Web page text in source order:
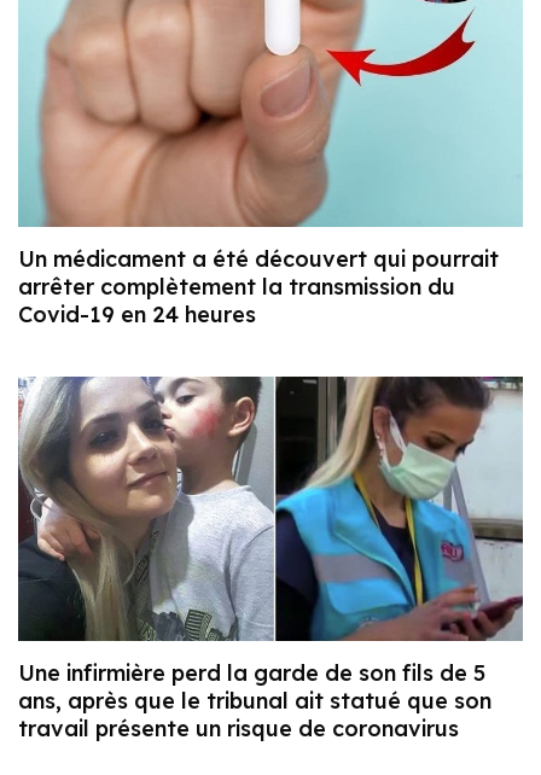
Un médicament a été découvert qui pourrait
arrêter complètement la transmission du
Covid-19 en 24 heures
Une infirmière perd la garde de son fils de 5
ans, après que le tribunal ait statué que son
travail présente un risque de coronavirus